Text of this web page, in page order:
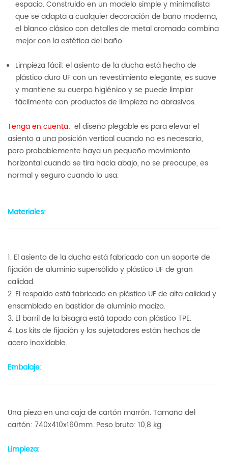
espacio. Construido en un modelo simple y minimalista
que se adapta a cualquier decoración de baño moderna,
el blanco clásico con detalles de metal cromado combina
mejor con la estética del baño.
Limpieza fácil: el asiento de la ducha está hecho de
plástico duro UF con un revestimiento elegante, es suave
y mantiene su cuerpo higiénico y se puede limpiar
fácilmente con productos de limpieza no abrasivos.
Tenga en cuenta: el diseño plegable es para elevar el
asiento a una posición vertical cuando no es necesario,
pero probablemente haya un pequeño movimiento
horizontal cuando se tira hacia abajo, no se preocupe, es
normal y seguro cuando lo usa.
Materiales:
1. El asiento de la ducha está fabricado con un soporte de
fijación de aluminio supersólido y plástico UF de gran
calidad.
2. El respaldo está fabricado en plástico UF de alta calidad y
ensamblado en bastidor de aluminio macizo.
3. El barril de la bisagra está tapado con plástico TPE.
4. Los kits de fijación y los sujetadores están hechos de
acero inoxidable.
Embalaje:
Una pieza en una caja de cartón marrón. Tamaño del
cartón: 740x410x160mm. Peso bruto: 10,8 kg.
Limpieza: